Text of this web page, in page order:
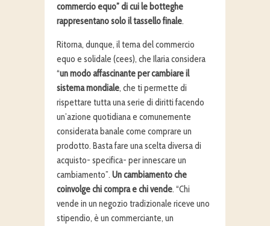
commercio equo” di cui le botteghe
rappresentano solo il tassello finale.
Ritorna, dunque, il tema del commercio
equo e solidale (cees), che Ilaria considera
“un modo affascinante per cambiare il
sistema mondiale, che ti permette di
rispettare tutta una serie di diritti facendo
un’azione quotidiana e comunemente
considerata banale come comprare un
prodotto. Basta fare una scelta diversa di
acquisto- specifica- per innescare un
cambiamento”. Un cambiamento che
coinvolge chi compra e chi vende. “Chi
vende in un negozio tradizionale riceve uno
stipendio, è un commerciante, un